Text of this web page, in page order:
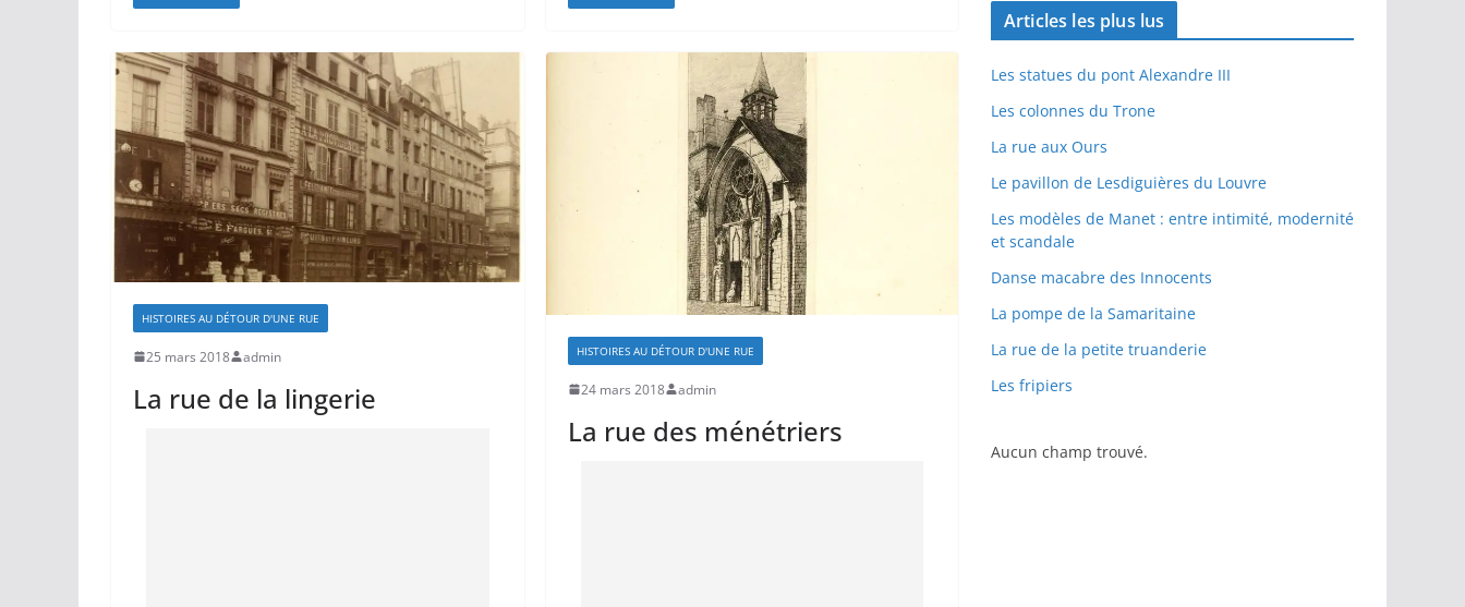
HISTOIRES AU DÉTOUR D'UNE RUE
25 mars 2018 admin
La rue de la lingerie
HISTOIRES AU DÉTOUR D'UNE RUE
24 mars 2018 admin
La rue des ménétriers
Articles les plus lus
Les statues du pont Alexandre III
Les colonnes du Trone
La rue aux Ours
Le pavillon de Lesdiguières du Louvre
Les modèles de Manet : entre intimité, modernité
et scandale
Danse macabre des Innocents
La pompe de la Samaritaine
La rue de la petite truanderie
Les fripiers
Aucun champ trouvé.